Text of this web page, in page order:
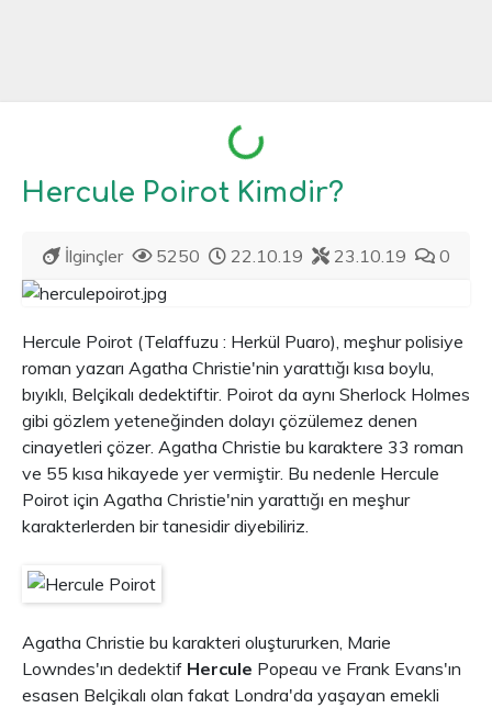
Yükleniyor...
Hercule Poirot Kimdir?
İlginçler 5250 22.10.19 23.10.19 0
Hercule Poirot (Telaffuzu : Herkül Puaro), meşhur polisiye
roman yazarı Agatha Christie'nin yarattığı kısa boylu,
bıyıklı, Belçikalı dedektiftir. Poirot da aynı Sherlock Holmes
gibi gözlem yeteneğinden dolayı çözülemez denen
cinayetleri çözer. Agatha Christie bu karaktere 33 roman
ve 55 kısa hikayede yer vermiştir. Bu nedenle Hercule
Poirot için Agatha Christie'nin yarattığı en meşhur
karakterlerden bir tanesidir diyebiliriz.
Agatha Christie bu karakteri oluştururken, Marie
Lowndes'ın dedektif Hercule Popeau ve Frank Evans'ın
esasen Belçikalı olan fakat Londra'da yaşayan emekli